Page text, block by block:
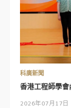
科廣新聞
香港工程師學
2026年07月17日